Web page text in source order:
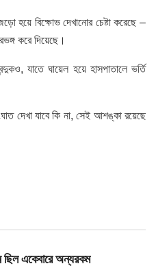
হয়ে বিক্ষোভ দেখানোর চেষ্টা করেছে –
করে দিয়েছে।
যাতে ঘায়েল হয়ে হাসপাতালে ভর্তি
দেখা যাবে কি না, সেই আশঙ্কা রয়েছে
ছিল একেবারে অন্যরকম